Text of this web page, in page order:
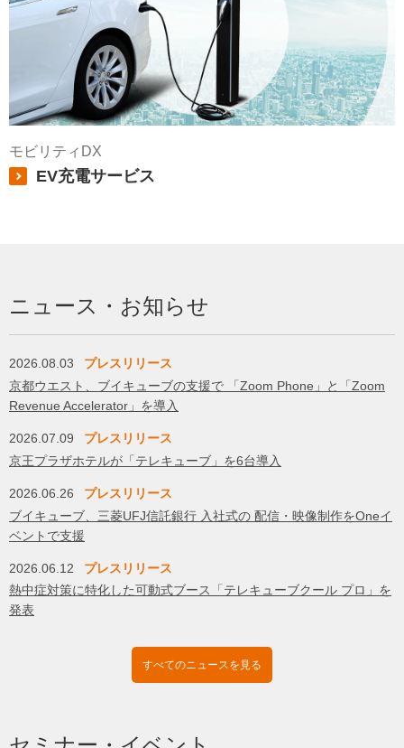
モビリティDX
EV充電サービス
ニュース・お知らせ
2026.08.03
プレスリリース
京都ウエスト、ブイキューブの支援で 「Zoom Phone」と「Zoom
Revenue Accelerator」を導入
2026.07.09
プレスリリース
京王プラザホテルが「テレキューブ」を6台導入
2026.06.26
プレスリリース
ブイキューブ、三菱UFJ信託銀行 入社式の 配信・映像制作をOneイ
ベントで支援
2026.06.12
プレスリリース
熱中症対策に特化した可動式ブース「テレキューブクール プロ」を
発表
すべてのニュースを見る